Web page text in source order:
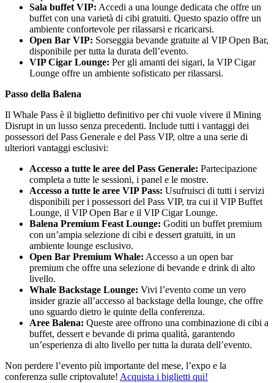
Sala buffet VIP: Accedi a una lounge dedicata che offre un
buffet con una varietà di cibi gratuiti. Questo spazio offre un
ambiente confortevole per rilassarsi e ricaricarsi.
Open Bar VIP: Sorseggia bevande gratuite al VIP Open Bar,
disponibile per tutta la durata dell’evento.
VIP Cigar Lounge: Per gli amanti dei sigari, la VIP Cigar
Lounge offre un ambiente sofisticato per rilassarsi.
Passo della Balena
Il Whale Pass è il biglietto definitivo per chi vuole vivere il Mining
Disrupt in un lusso senza precedenti. Include tutti i vantaggi dei
possessori del Pass Generale e del Pass VIP, oltre a una serie di
ulteriori vantaggi esclusivi:
Accesso a tutte le aree del Pass Generale: Partecipazione
completa a tutte le sessioni, i panel e le mostre.
Accesso a tutte le aree VIP Pass: Usufruisci di tutti i servizi
disponibili per i possessori del Pass VIP, tra cui il VIP Buffet
Lounge, il VIP Open Bar e il VIP Cigar Lounge.
Balena Premium Feast Lounge: Goditi un buffet premium
con un’ampia selezione di cibi e dessert gratuiti, in un
ambiente lounge esclusivo.
Open Bar Premium Whale: Accesso a un open bar
premium che offre una selezione di bevande e drink di alto
livello.
Whale Backstage Lounge: Vivi l’evento come un vero
insider grazie all’accesso al backstage della lounge, che offre
uno sguardo dietro le quinte della conferenza.
Aree Balena: Queste aree offrono una combinazione di cibi a
buffet, dessert e bevande di prima qualità, garantendo
un’esperienza di alto livello per tutta la durata dell’evento.
Non perdere l’evento più importante del mese, l’expo e la
conferenza sulle criptovalute! Acquista i biglietti qui!